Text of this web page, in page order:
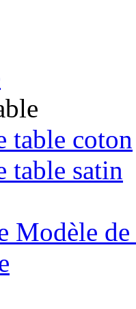
table coton
table satin
Modèle de